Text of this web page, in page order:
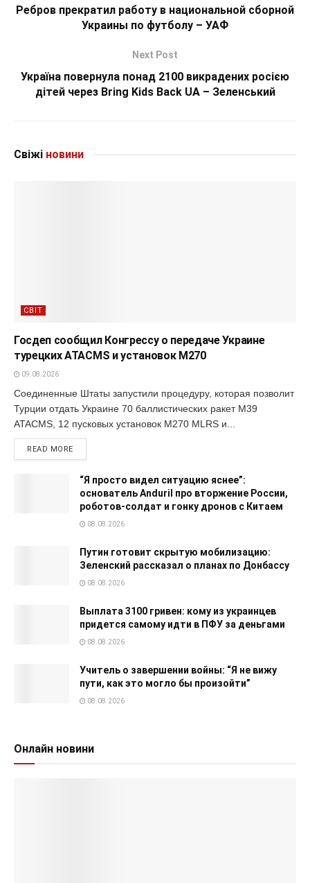
Ребров прекратил работу в национальной сборной
Украины по футболу – УАФ
Next Post
Україна повернула понад 2100 викрадених росією
дітей через Bring Kids Back UA – Зеленський
Свіжі новини
СВІТ
Госдеп сообщил Конгрессу о передаче Украине
турецких ATACMS и установок M270
09.08.2026
Соединенные Штаты запустили процедуру, которая позволит
Турции отдать Украине 70 баллистических ракет M39
ATACMS, 12 пусковых установок M270 MLRS и...
READ MORE
“Я просто видел ситуацию яснее”:
основатель Anduril про вторжение России,
роботов-солдат и гонку дронов с Китаем
08.08.2026
Путин готовит скрытую мобилизацию:
Зеленский рассказал о планах по Донбассу
08.08.2026
Выплата 3100 гривен: кому из украинцев
придется самому идти в ПФУ за деньгами
08.08.2026
Учитель о завершении войны: “Я не вижу
пути, как это могло бы произойти”
08.08.2026
Онлайн новини